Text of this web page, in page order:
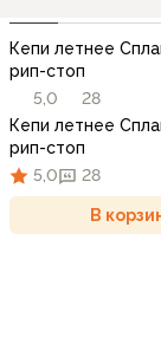
Кепи летнее
рип-стоп
5,0
28
Кепи летнее
рип-стоп
5,0
28
В